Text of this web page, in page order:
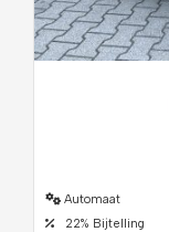
Automaat
22% Bijtelling